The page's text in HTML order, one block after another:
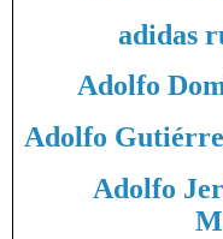
adidas
Adolfo
Adolfo
Adolfo